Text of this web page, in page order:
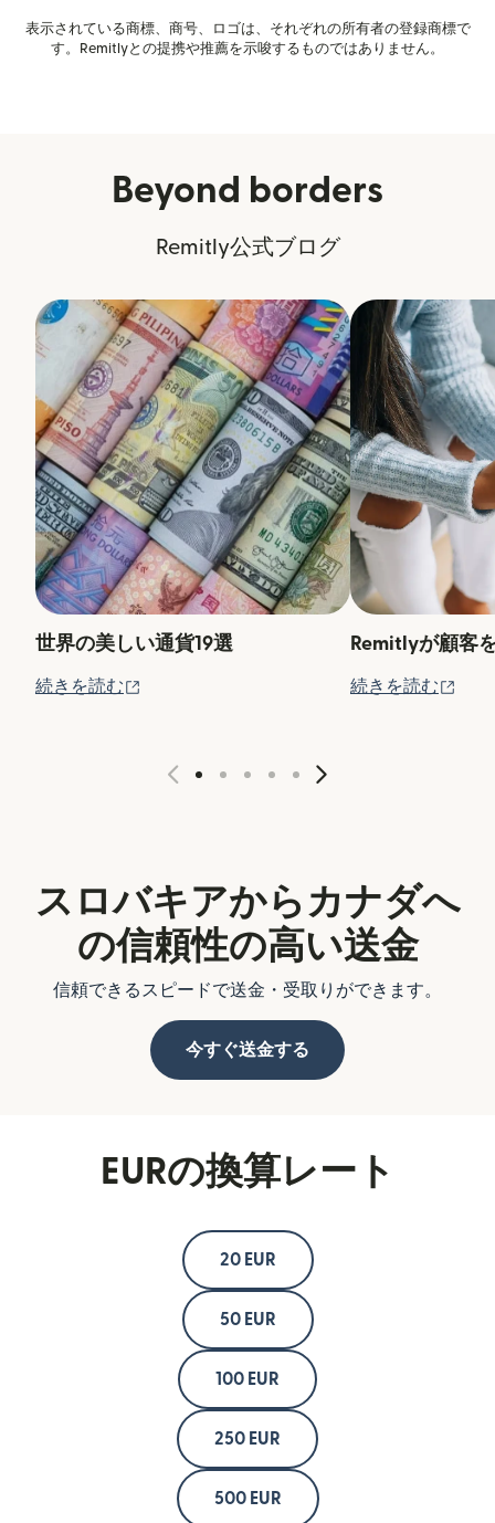
表示されている商標、商号、ロゴは、それぞれの所有者の登録商標で
す。Remitlyとの提携や推薦を示唆するものではありません。
Beyond borders
Remitly公式ブログ
世界の美しい通貨19選
続きを読む （別ウィンドウで開きます）
Remitlyが顧客
続きを読む
スロバキアからカナダへ
の信頼性の高い送金
信頼できるスピードで送金・受取りができます。
今すぐ送金する
EURの換算レート
20 EUR
50 EUR
100 EUR
250 EUR
500 EUR